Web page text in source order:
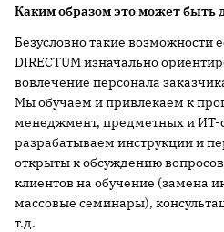
Каким образом это может быть
Безусловно такие возможности
DIRECTUM изначально
вовлечение персонала
Мы обучаем и привлекаем к
менеджмент, предметных и ИТ-
разрабатываем инструкции и
открыты к обсуждению
клиентов на обучение (замена
массовые семинары),
т.д.